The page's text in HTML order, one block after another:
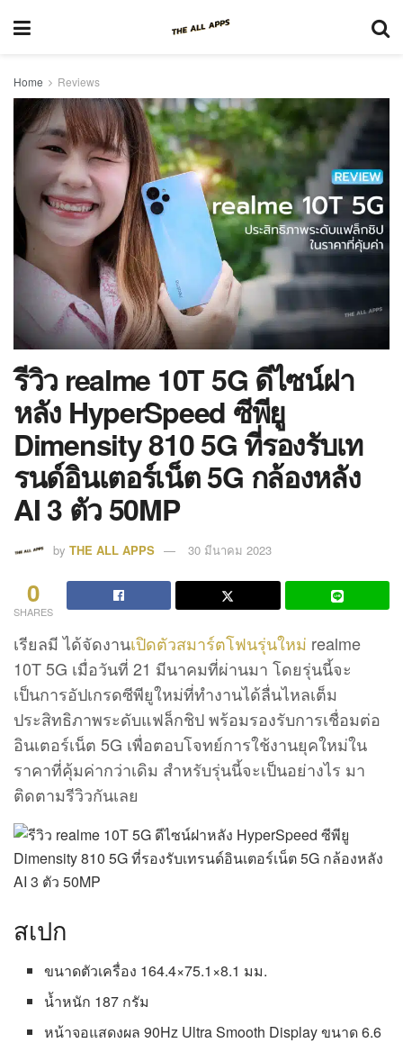
Home Reviews
รีวิว realme 10T 5G ดีไซน์ฝา
หลัง HyperSpeed ซีพียู
Dimensity 810 5G ที่รองรับเท
รนด์อินเตอร์เน็ต 5G กล้องหลัง
AI 3 ตัว 50MP
by THE ALL APPS 30 มีนาคม 2023
0
SHARES
เรียลมี ได้จัดงานเปิดตัวสมาร์ตโฟนรุ่นใหม่ realme
10T 5G เมื่อวันที่ 21 มีนาคมที่ผ่านมา โดยรุ่นนี้จะ
เป็นการอัปเกรดซีพียูใหม่ที่ทำงานได้ลื่นไหลเต็ม
ประสิทธิภาพระดับแฟล็กชิป พร้อมรองรับการเชื่อมต่อ
อินเตอร์เน็ต 5G เพื่อตอบโจทย์การใช้งานยุคใหม่ใน
ราคาที่คุ้มค่ากว่าเดิม สำหรับรุ่นนี้จะเป็นอย่างไร มา
ติดตามรีวิวกันเลย
สเปก
ขนาดตัวเครื่อง 164.4×75.1×8.1 มม.
น้ำหนัก 187 กรัม
หน้าจอแสดงผล 90Hz Ultra Smooth Display ขนาด 6.6